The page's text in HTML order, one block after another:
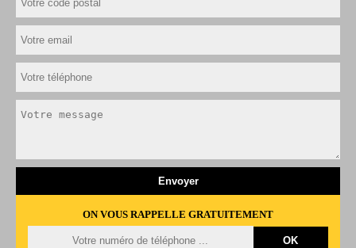
ON VOUS RAPPELLE GRATUITEMENT